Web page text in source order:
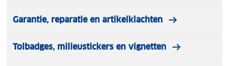
Garantie, reparatie en artikelklachten
Tolbadges, milieustickers en vignetten